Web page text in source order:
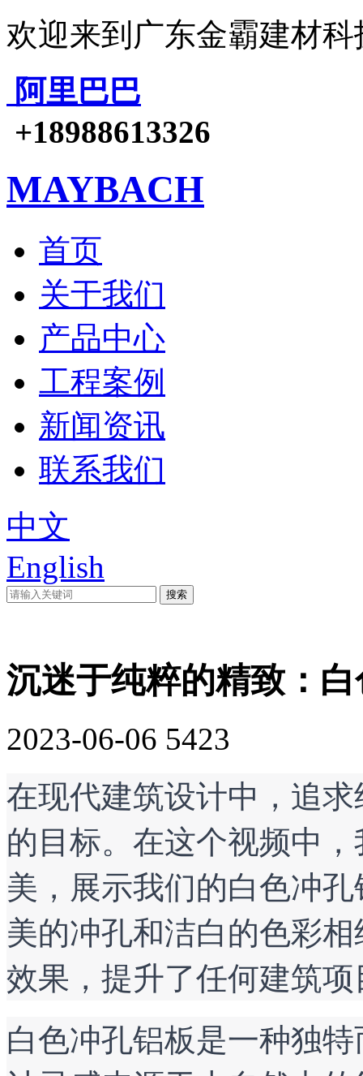
欢迎来到广东金霸建材
阿里巴巴
+18988613326
MAYBACH
首页
关于我们
产品中心
工程案例
新闻资讯
联系我们
中文
English
沉迷于纯粹的精致：
2023-06-06 5423
在现代建筑设计中，追
的目标。在这个视频中
美，展示我们的白色冲
美的冲孔和洁白的色彩
效果，提升了任何建筑
白色冲孔铝板是一种独